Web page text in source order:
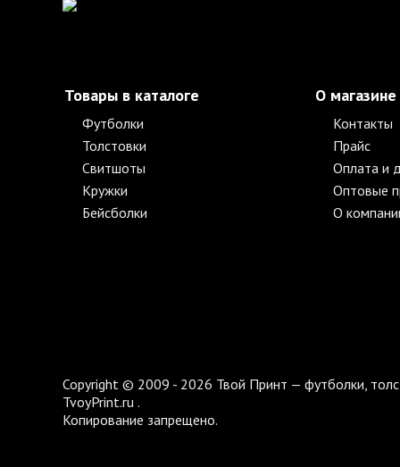
Товары в каталоге
Футболки
Толстовки
Свитшоты
Кружки
Бейсболки
О магазине
Контакты
Прайс
Оплата и
Оптовые
О
Copyright © 2009 - 2026 Твой Принт — футболки,
TvoyPrint.ru .
Копирование запрещено.